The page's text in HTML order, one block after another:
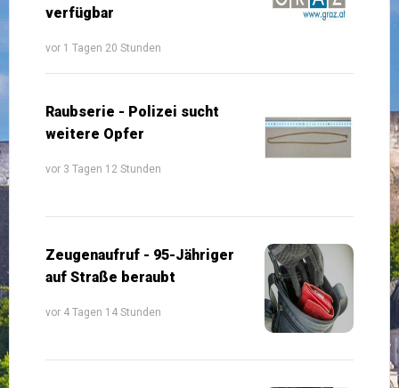
verfügbar
vor 1 Tagen 20 Stunden
Raubserie - Polizei sucht
weitere Opfer
vor 3 Tagen 12 Stunden
Zeugenaufruf - 95-Jähriger
auf Straße beraubt
vor 4 Tagen 14 Stunden